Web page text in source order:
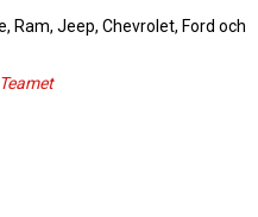
Ram, Jeep, Chevrolet, Ford och